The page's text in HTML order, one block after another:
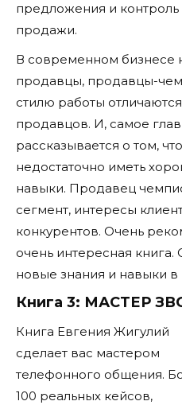
предложения и
продажи.
В современном бизнесе
продавцы, продавцы-
стилю работы
продавцов. И, самое
рассказывается о том,
недостаточно иметь
навыки. Продавец
сегмент, интересы
конкурентов. Очень
очень интересная
новые знания и навыки в
Книга 3: МАСТЕР
Книга Евгения Жигулий
сделает вас мастером
телефонного общения.
100 реальных кейсов,